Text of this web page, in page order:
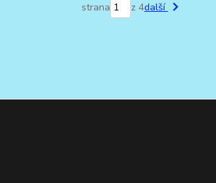
strana z 4další